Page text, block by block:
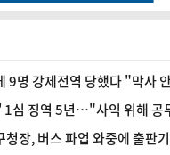
9명 강제전역 당했다 "막사
1심 징역 5년…"사익 위해 공
청장, 버스 파업 와중에 출